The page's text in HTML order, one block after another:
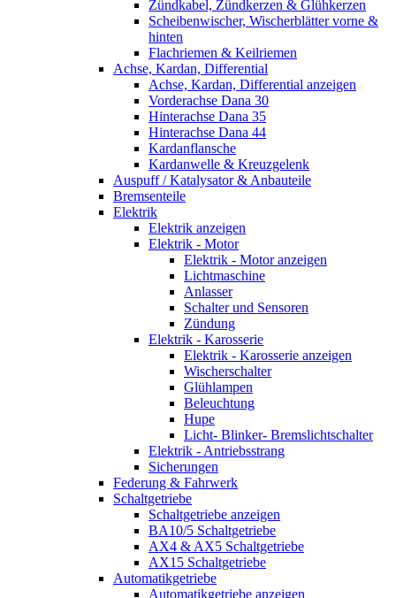
Zündkabel, Zündkerzen & Glühkerzen
Scheibenwischer, Wischerblätter vorne &
hinten
Flachriemen & Keilriemen
Achse, Kardan, Differential
Achse, Kardan, Differential anzeigen
Vorderachse Dana 30
Hinterachse Dana 35
Hinterachse Dana 44
Kardanflansche
Kardanwelle & Kreuzgelenk
Auspuff / Katalysator & Anbauteile
Bremsenteile
Elektrik
Elektrik anzeigen
Elektrik - Motor
Elektrik - Motor anzeigen
Lichtmaschine
Anlasser
Schalter und Sensoren
Zündung
Elektrik - Karosserie
Elektrik - Karosserie anzeigen
Wischerschalter
Glühlampen
Beleuchtung
Hupe
Licht- Blinker- Bremslichtschalter
Elektrik - Antriebsstrang
Sicherungen
Federung & Fahrwerk
Schaltgetriebe
Schaltgetriebe anzeigen
BA10/5 Schaltgetriebe
AX4 & AX5 Schaltgetriebe
AX15 Schaltgetriebe
Automatikgetriebe
Automatikgetriebe anzeigen